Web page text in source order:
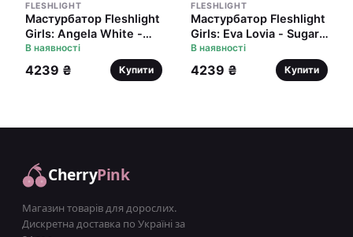
FLESHLIGHT
Мастурбатор Fleshlight
Girls: Angela White -
Indulge, зі зліпка вагіни,
дуже ніжний
В наявності
4239 ₴ Купити
FLESHLIGHT
Мастурбатор Fleshlight
Girls: Eva Lovia - Sugar,
зі зліпка вагіни, дуже
ніжний
В наявності
4239 ₴ Купити
CherryPink
Магазин товарів для дорослих.
Дискретна доставка по Україні за